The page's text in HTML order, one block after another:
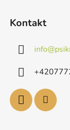
Kontakt
info@